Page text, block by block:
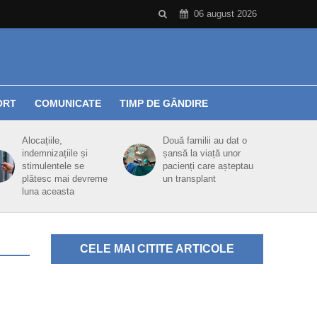
06 august 2026
COMUNICATE TIMP DE GÂNDIRE
Alocațiile,
indemnizațiile și
stimulentele se
plătesc mai devreme
luna aceasta
Două familii au dat o
șansă la viață unor
pacienți care așteptau
un transplant
CELE MAI CITITE ARTICOLE